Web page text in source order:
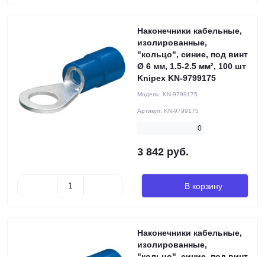
Наконечники кабельные,
изолированные,
"кольцо", синие, под винт
Ø 6 мм, 1.5-2.5 мм², 100 шт
Knipex KN-9799175
Модель: KN-9799175
Артикул: KN-9799175
0
3 842 руб.
В корзину
Наконечники кабельные,
изолированные,